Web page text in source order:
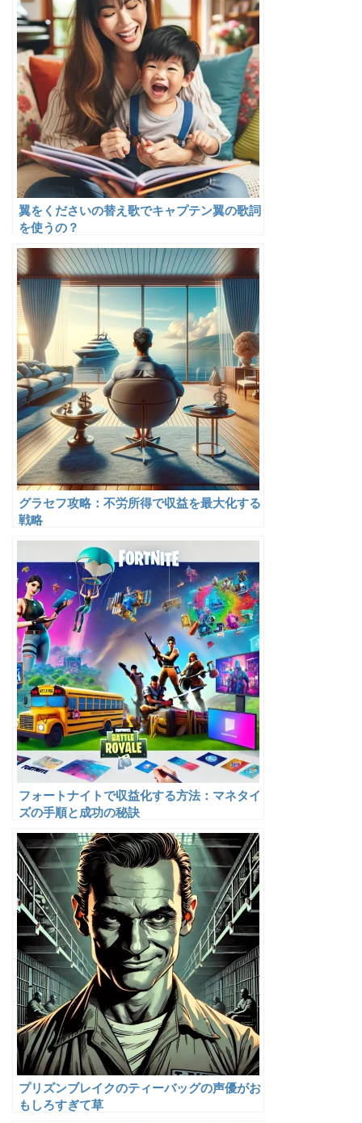
翼をくださいの替え歌でキャプテン翼の歌詞
を使うの？
グラセフ攻略：不労所得で収益を最大化する
戦略
フォートナイトで収益化する方法：マネタイ
ズの手順と成功の秘訣
プリズンブレイクのティーバッグの声優がお
もしろすぎて草